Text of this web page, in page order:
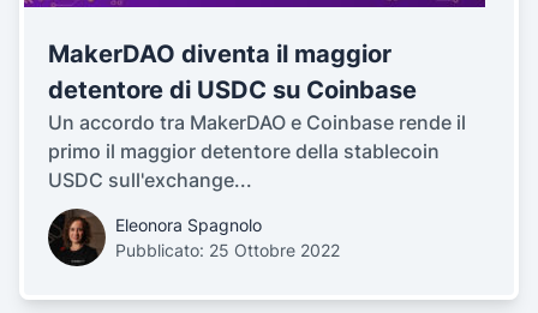
MakerDAO diventa il maggior
detentore di USDC su Coinbase
Un accordo tra MakerDAO e Coinbase rende il
primo il maggior detentore della stablecoin
USDC sull'exchange...
Eleonora Spagnolo
Pubblicato: 25 Ottobre 2022